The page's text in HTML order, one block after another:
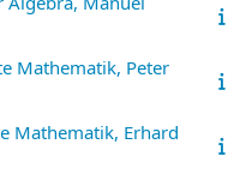
Mathematik, Peter
Mathematik, Erhard